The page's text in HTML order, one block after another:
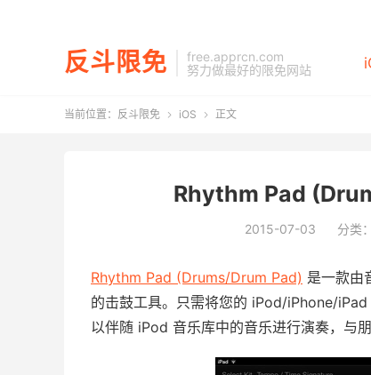
反斗限免
free.apprcn.com
努力做最好的限免网站
当前位置： 反斗限免  iOS  正文
Rhythm Pad
2015-07-03 分类：
Rhythm Pad (Drums/Drum Pad) 是一款由
的击鼓工具。只需将您的 iPod/iPhone/
以伴随 iPod 音乐库中的音乐进行演奏，与